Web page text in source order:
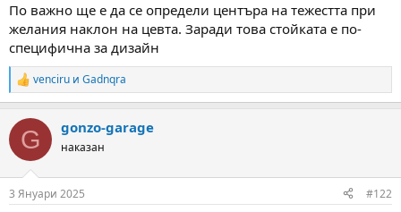
По важно ще е да се определи центъра на тежестта при
желания наклон на цевта. Заради това стойката е по-
специфична за дизайн
R
e
c
i
s
venciru и Gadnqra
G gonzo-garage
наказан
3 Януари 2025 #122